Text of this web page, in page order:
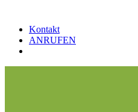
Kontakt
ANRUFEN